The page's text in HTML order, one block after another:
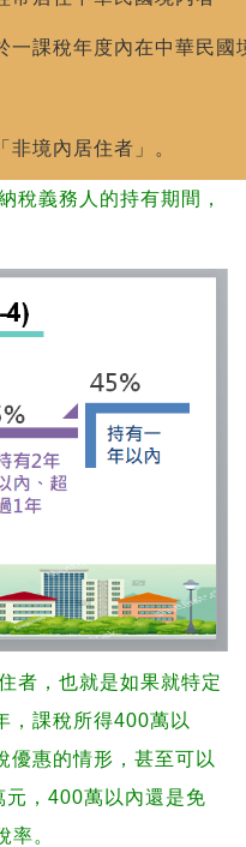
一課稅年度內在中華民國
境內居住者」。
稅義務人的持有期間，
者，也就是如果就特定
，課稅所得400萬以
優惠的情形，甚至可以
，400萬以內還是免
率。